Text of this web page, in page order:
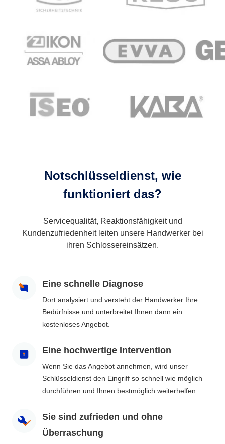
Notschlüsseldienst, wie
funktioniert das?
Servicequalität, Reaktionsfähigkeit und
Kundenzufriedenheit leiten unsere Handwerker bei
ihren Schlossereinsätzen.
Eine schnelle Diagnose
Dort analysiert und versteht der Handwerker Ihre
Bedürfnisse und unterbreitet Ihnen dann ein
kostenloses Angebot.
Eine hochwertige Intervention
Wenn Sie das Angebot annehmen, wird unser
Schlüsseldienst den Eingriff so schnell wie möglich
durchführen und Ihnen bestmöglich weiterhelfen.
Sie sind zufrieden und ohne
Überraschung